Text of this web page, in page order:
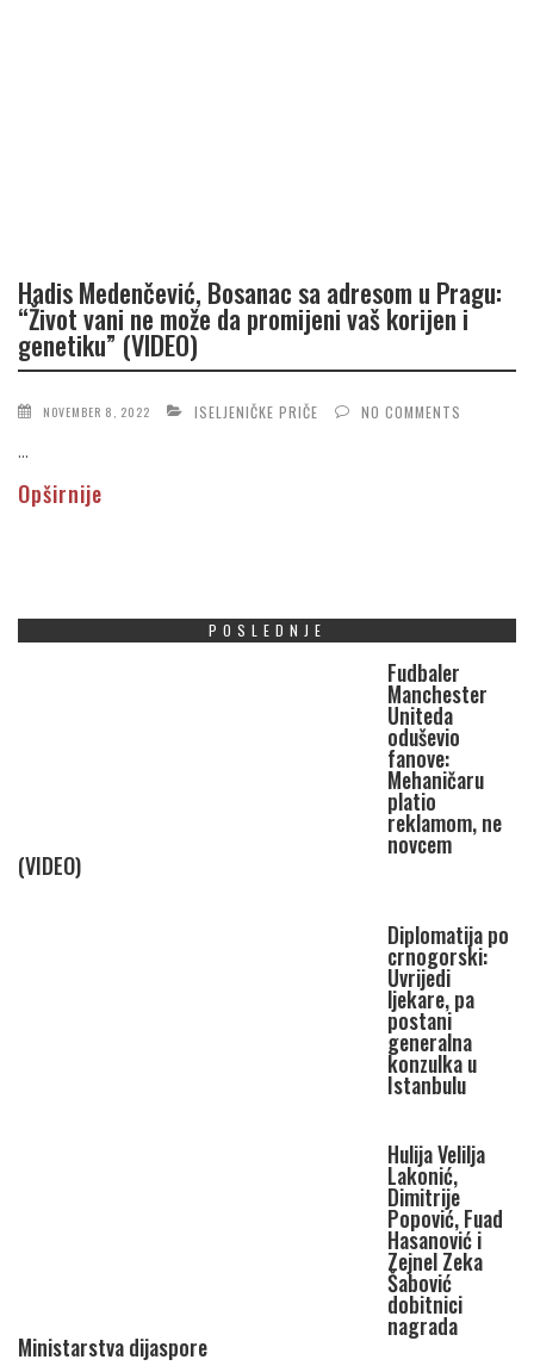
Hadis Medenčević, Bosanac sa adresom u Pragu:
“Život vani ne može da promijeni vaš korijen i
genetiku” (VIDEO)
NOVEMBER 8, 2022 ISELJENIČKE PRIČE NO COMMENTS
...
Opširnije
POSLEDNJE
Fudbaler
Manchester
Uniteda
oduševio
fanove:
Mehaničaru
platio
reklamom, ne
novcem
(VIDEO)
Diplomatija po
crnogorski:
Uvrijedi
ljekare, pa
postani
generalna
konzulka u
Istanbulu
Hulija Velilja
Lakonić,
Dimitrije
Popović, Fuad
Hasanović i
Zejnel Zeka
Šabović
dobitnici
nagrada
Ministarstva dijaspore